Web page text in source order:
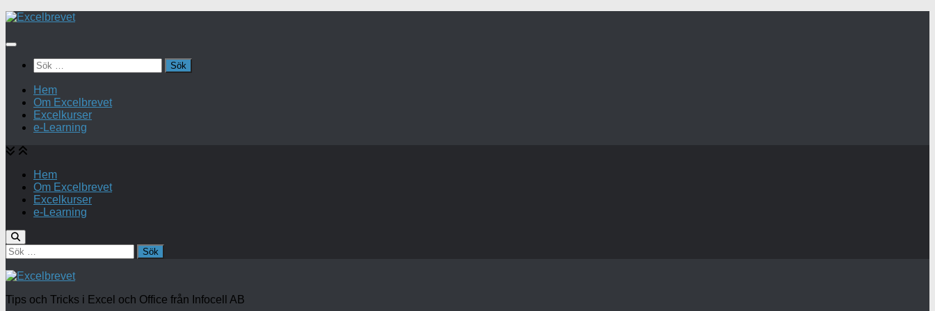
Under
Sök
efter:
Hem
Om Excelbrevet
Excelkurser
e-Learning
Hem
Om Excelbrevet
Excelkurser
e-Learning
Sök
efter:
Tips och Tricks i Excel och Office från Infocell AB